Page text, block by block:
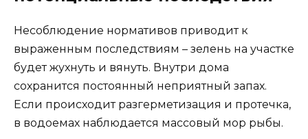
Несоблюдение нормативов приводит к
выраженным последствиям – зелень на участке
будет жухнуть и вянуть. Внутри дома
сохранится постоянный неприятный запах.
Если происходит разгерметизация и протечка,
в водоемах наблюдается массовый мор рыбы.